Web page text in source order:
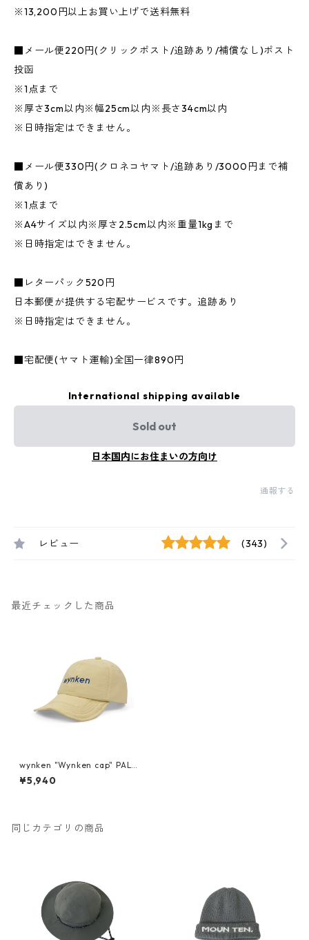
※13,200円以上お買い上げで送料無料
■メール便220円(クリックポスト/追跡あり/補償なし)ポスト
投函
※1点まで
※厚さ3cm以内※幅25cm以内※長さ34cm以内
※日時指定はできません。
■メール便330円(クロネコヤマト/追跡あり/3000円まで補
償あり)
※1点まで
※A4サイズ以内※厚さ2.5cm以内※重量1kgまで
※日時指定はできません。
■レターパック520円
日本郵便が提供する宅配サービスです。追跡あり
※日時指定はできません。
■宅配便(ヤマト運輸)全国一律890円
International shipping available
Sold out
日本国内にお住まいの方向け
通報する
レビュー (343)
最近チェックした商品
wynken "Wynken cap" PALE
LEMON
¥5,940
同じカテゴリの商品